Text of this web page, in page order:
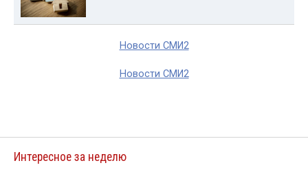
Новости СМИ2
Новости СМИ2
Интересное за неделю